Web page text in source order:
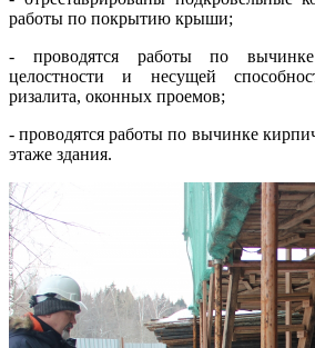
работы по покрытию крыши;
- проводятся работы по
целостности и несущей
ризалита, оконных проемов;
- проводятся работы по вычинке
этаже здания.